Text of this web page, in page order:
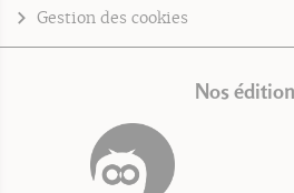
Gestion des cookies
Nos